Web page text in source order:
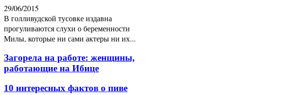
29/06/2015
В голливудской тусовке издавна
прогуливаются слухи о беременности
Милы, которые ни сами актеры ни их...
Загорела на работе: женщины,
работающие на Ибице
10 интересных фактов о пиве